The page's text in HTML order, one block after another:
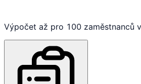
Výpočet až pro 100 zaměstnanců